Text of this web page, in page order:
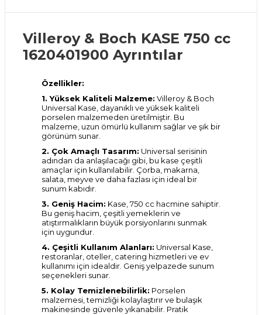
Villeroy & Boch KASE 750 cc
1620401900 Ayrıntılar
Özellikler:
1. Yüksek Kaliteli Malzeme: Villeroy & Boch
Universal Kase, dayanıklı ve yüksek kaliteli
porselen malzemeden üretilmiştir. Bu
malzeme, uzun ömürlü kullanım sağlar ve şık bir
görünüm sunar.
2. Çok Amaçlı Tasarım: Universal serisinin
adından da anlaşılacağı gibi, bu kase çeşitli
amaçlar için kullanılabilir. Çorba, makarna,
salata, meyve ve daha fazlası için ideal bir
sunum kabıdır.
3. Geniş Hacim: Kase, 750 cc hacmine sahiptir.
Bu geniş hacim, çeşitli yemeklerin ve
atıştırmalıkların büyük porsiyonlarını sunmak
için uygundur.
4. Çeşitli Kullanım Alanları: Universal Kase,
restoranlar, oteller, catering hizmetleri ve ev
kullanımı için idealdir. Geniş yelpazede sunum
seçenekleri sunar.
5. Kolay Temizlenebilirlik: Porselen
malzemesi, temizliği kolaylaştırır ve bulaşık
makinesinde güvenle yıkanabilir. Pratik